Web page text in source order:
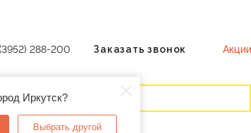
Иркутск?
Выбрать другой
288-200 Заказать звонок Акции